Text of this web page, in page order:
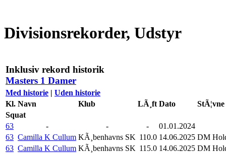
Divisionsrekorder, Udstyr
Inklusiv rekord historik
Masters 1 Damer
Med historie | Uden historie
Kl. Navn Klub LÃ¸ft Dato
StÃ¦vne
Squat
63
- - -
01.01.2024
63 Camilla K Cullum KÃ¸benhavns SK 110.0 14.06.2025 DM
63 Camilla K Cullum KÃ¸benhavns SK 115.0 14.06.2025 DM